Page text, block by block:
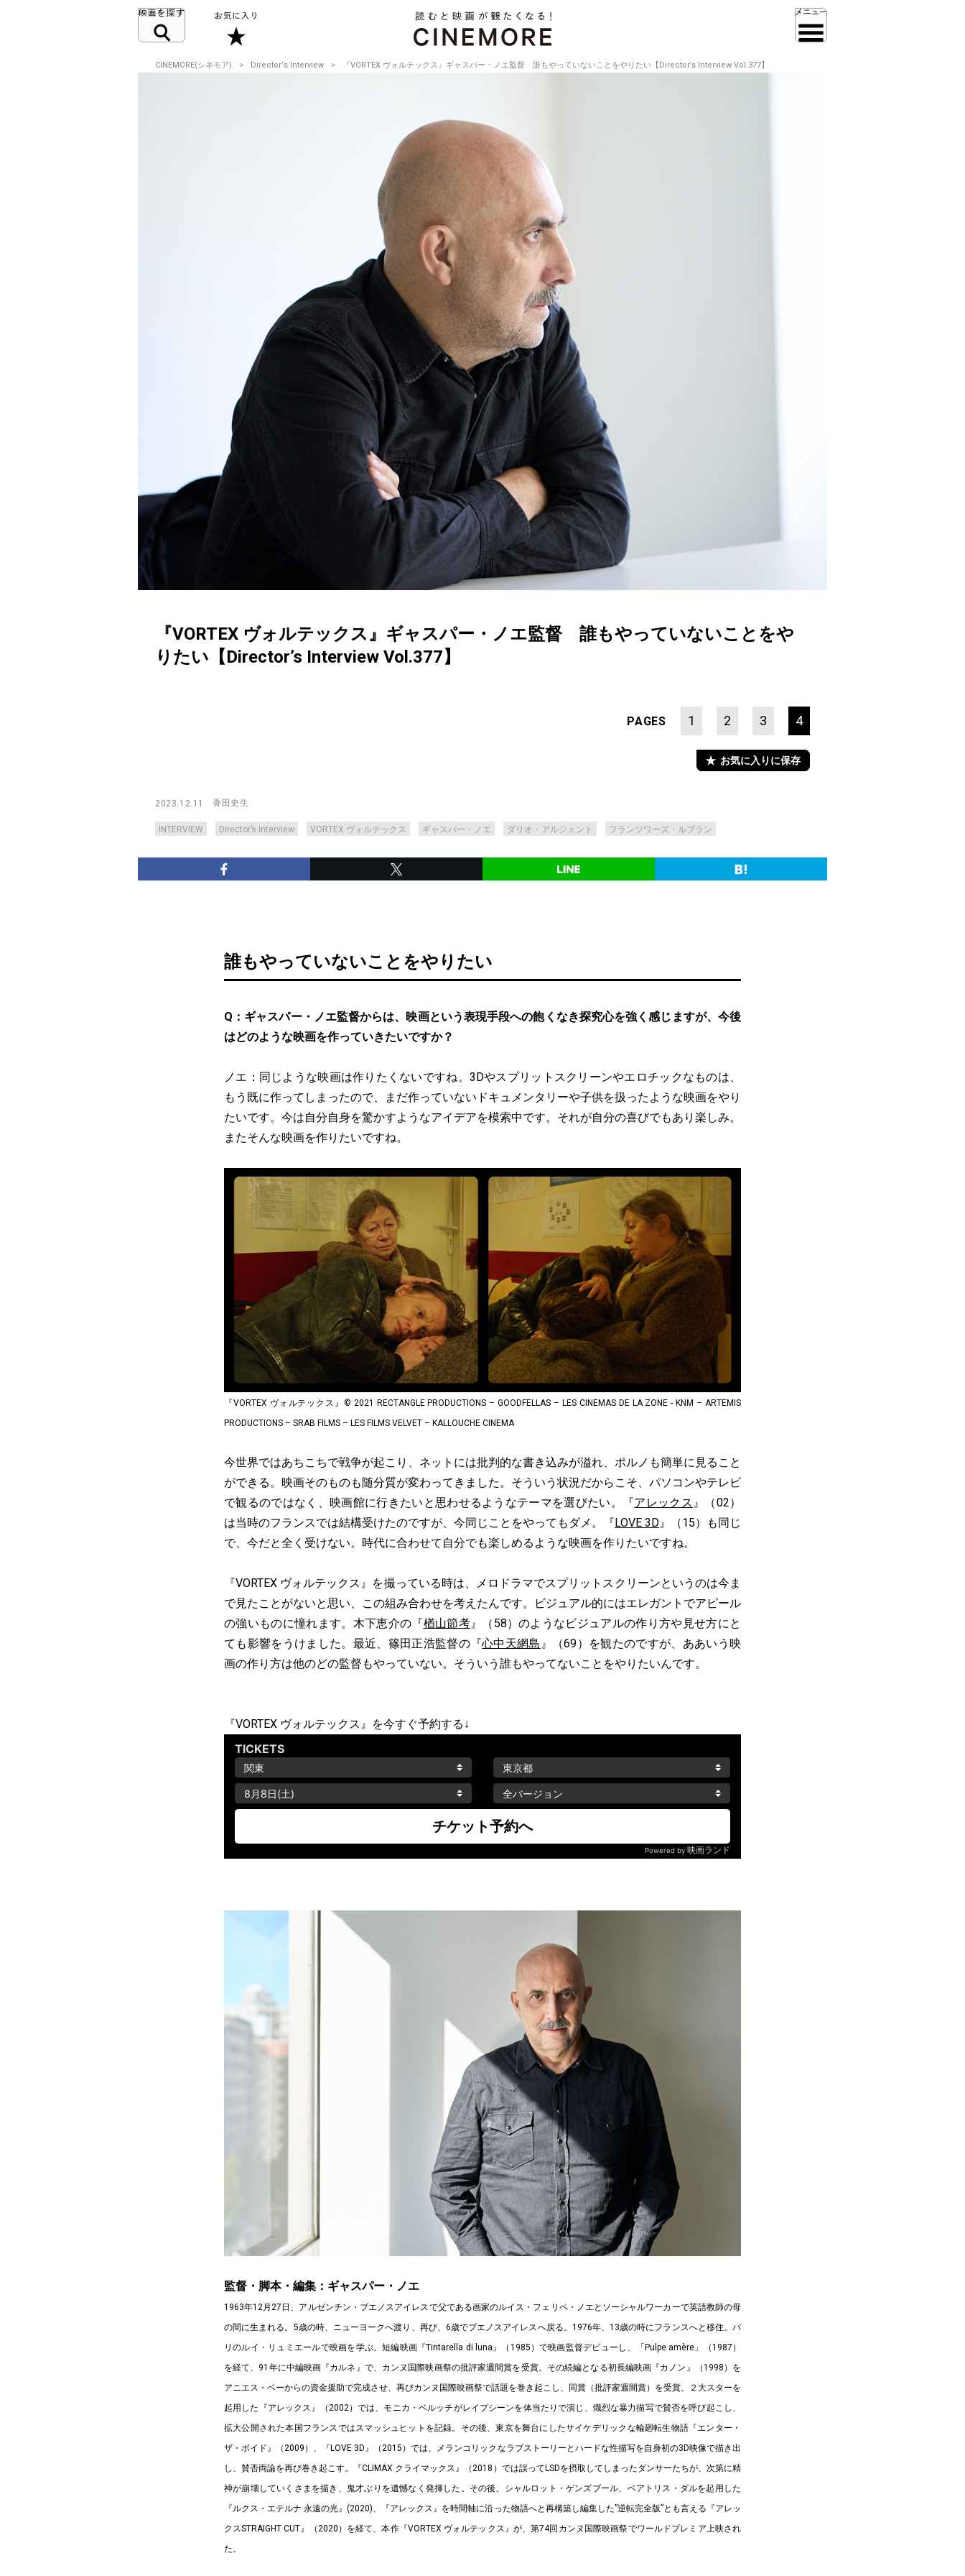
CINEMORE(シネモア) Director‘s Interview 『VORTEX ヴォルテックス』ギャスパー・ノエ監督 誰もやっていないことをやりたい【Director’s Interview Vol.377】
『VORTEX ヴォルテックス』ギャスパー・ノエ監督 誰もやっていないことをや
りたい【Director’s Interview Vol.377】
PAGES 1 2 3 4
お気に入りに保存
2023.12.11 香田史生
INTERVIEW Director’s Interview VORTEX ヴォルテックス ギャスパー・ノエ ダリオ・アルジェント フランソワーズ・ルブラン
誰もやっていないことをやりたい
Q：ギャスパー・ノエ監督からは、映画という表現手段への飽くなき探究心を強く感じますが、今後
はどのような映画を作っていきたいですか？
ノエ：同じような映画は作りたくないですね。3Dやスプリットスクリーンやエロチックなものは、
もう既に作ってしまったので、まだ作っていないドキュメンタリーや子供を扱ったような映画をやり
たいです。今は自分自身を驚かすようなアイデアを模索中です。それが自分の喜びでもあり楽しみ。
またそんな映画を作りたいですね。
『VORTEX ヴォルテックス』© 2021 RECTANGLE PRODUCTIONS – GOODFELLAS – LES CINEMAS DE LA ZONE - KNM – ARTEMIS
PRODUCTIONS – SRAB FILMS – LES FILMS VELVET – KALLOUCHE CINEMA
今世界ではあちこちで戦争が起こり、ネットには批判的な書き込みが溢れ、ポルノも簡単に見ること
ができる。映画そのものも随分質が変わってきました。そういう状況だからこそ、パソコンやテレビ
で観るのではなく、映画館に行きたいと思わせるようなテーマを選びたい。『アレックス 』（02）
は当時のフランスでは結構受けたのですが、今同じことをやってもダメ。『 LOVE 3D』（15）も同じ
で、今だと全く受けない。時代に合わせて自分でも楽しめるような映画を作りたいですね。
『VORTEX ヴォルテックス』を撮っている時は、メロドラマでスプリットスクリーンというのは今ま
で見たことがないと思い、この組み合わせを考えたんです。ビジュアル的にはエレガントでアピール
の強いものに憧れます。木下恵介の『楢山節考』（58）のようなビジュアルの作り方や見せ方にと
ても影響をうけました。最近、篠田正浩監督の『心中天網島 』（69）を観たのですが、ああいう映
画の作り方は他のどの監督もやっていない。そういう誰もやってないことをやりたいんです。
『VORTEX ヴォルテックス』を今すぐ予約する↓
監督・脚本・編集：ギャスパー・ノエ
1963年12月27日、アルゼンチン・ブエノスアイレスで父である画家のルイス・フェリペ・ノエとソーシャルワーカーで英語教師の母
の間に生まれる。5歳の時、ニューヨークへ渡り、再び、6歳でブエノスアイレスへ戻る。1976年、13歳の時にフランスへと移住。パ
リのルイ・リュミエールで映画を学ぶ。短編映画『Tintarella di luna』（1985）で映画監督デビューし、「Pulpe amère」（1987）
を経て、91年に中編映画『カルネ』で、カンヌ国際映画祭の批評家週間賞を受賞。その続編となる初長編映画『カノン』（1998）を
アニエス・ベーからの資金援助で完成させ、再びカンヌ国際映画祭で話題を巻き起こし、同賞（批評家週間賞）を受賞。２大スターを
起用した『アレックス』（2002）では、モニカ・ベルッチがレイプシーンを体当たりで演じ、熾烈な暴力描写で賛否を呼び起こし、
拡大公開された本国フランスではスマッシュヒットを記録。その後、東京を舞台にしたサイケデリックな輪廻転生物語『エンター・
ザ・ボイド』（2009）、『LOVE 3D』（2015）では、メランコリックなラブストーリーとハードな性描写を自身初の3D映像で描き出
し、賛否両論を再び巻き起こす。『CLIMAX クライマックス』（2018）では誤ってLSDを摂取してしまったダンサーたちが、次第に精
神が崩壊していくさまを描き、鬼才ぶりを遺憾なく発揮した。その後、シャルロット・ゲンズブール、ベアトリス・ダルを起用した
『ルクス・エテルナ 永遠の光』(2020)、『アレックス』を時間軸に沿った物語へと再構築し編集した”逆転完全版”とも言える『アレッ
クスSTRAIGHT CUT』（2020）を経て、本作『VORTEX ヴォルテックス』が、第74回カンヌ国際映画祭でワールドプレミア上映され
た。